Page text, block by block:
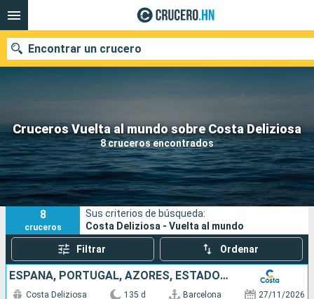
Cruceros Vuelta al mundo sobre Costa Deliziosa
8 cruceros encontrados
Encontrar un crucero
Nuestros destinos
Fecha de salida
Puertos Compañías
Buscar
8
cruceros
Sus criterios de búsqueda:
Costa Deliziosa - Vuelta al mundo
Filtrar Ordenar
ESPAÑA, PORTUGAL, AZORES, ESTADOS UNIDOS, FLORIDA (USA), MÉJICO, ESTADOS UNITOS, HAWÁI, POLINESIA, FIJI, AUSTRALIA, JAPÓN, COREA DEL SUR, TAIWÁN, SUDÁFRICA
Costa Deliziosa 135 d Barcelona 27/11/2026